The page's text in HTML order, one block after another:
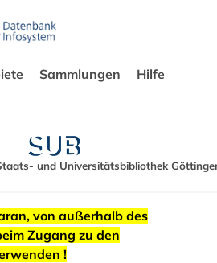
Sammlungen Hilfe
und Universitätsbibliothek
von außerhalb des
Zugang zu den
!